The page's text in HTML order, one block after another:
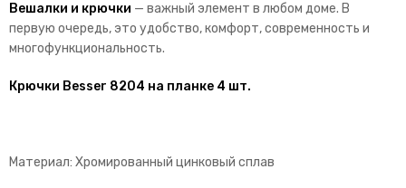
Вешалки и крючки — важный элемент в любом доме. В
первую очередь, это удобство, комфорт, современность и
многофункциональность.
Крючки Besser 8204 на планке 4 шт.
Материал: Хромированный цинковый сплав